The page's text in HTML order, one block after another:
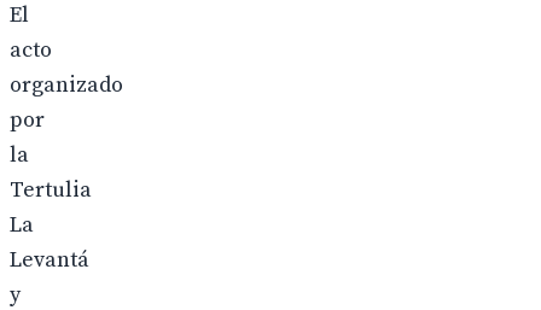
El
acto
organizado
por
la
Tertulia
La
Levantá
y